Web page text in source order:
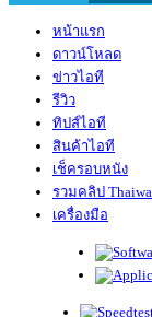
หน้าแรก
ดาวน์โหลด
ข่าวไอที
รีวิว
ทิปส์ไอที
สินค้าไอที
เช็ครอบหนัง
รวมคลิป
เครื่องมือ